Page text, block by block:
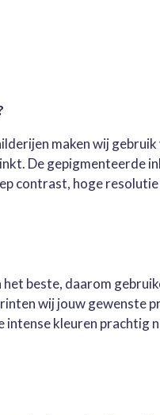
maken wij
De gepigmenteerde
contrast, hoge
beste, daarom
wij jouw gewenste
kleuren prachtig